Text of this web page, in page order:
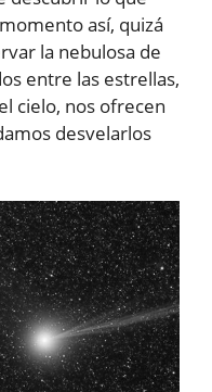
así, quizá
la nebulosa de
entre las estrellas,
cielo, nos ofrecen
desvelarlos